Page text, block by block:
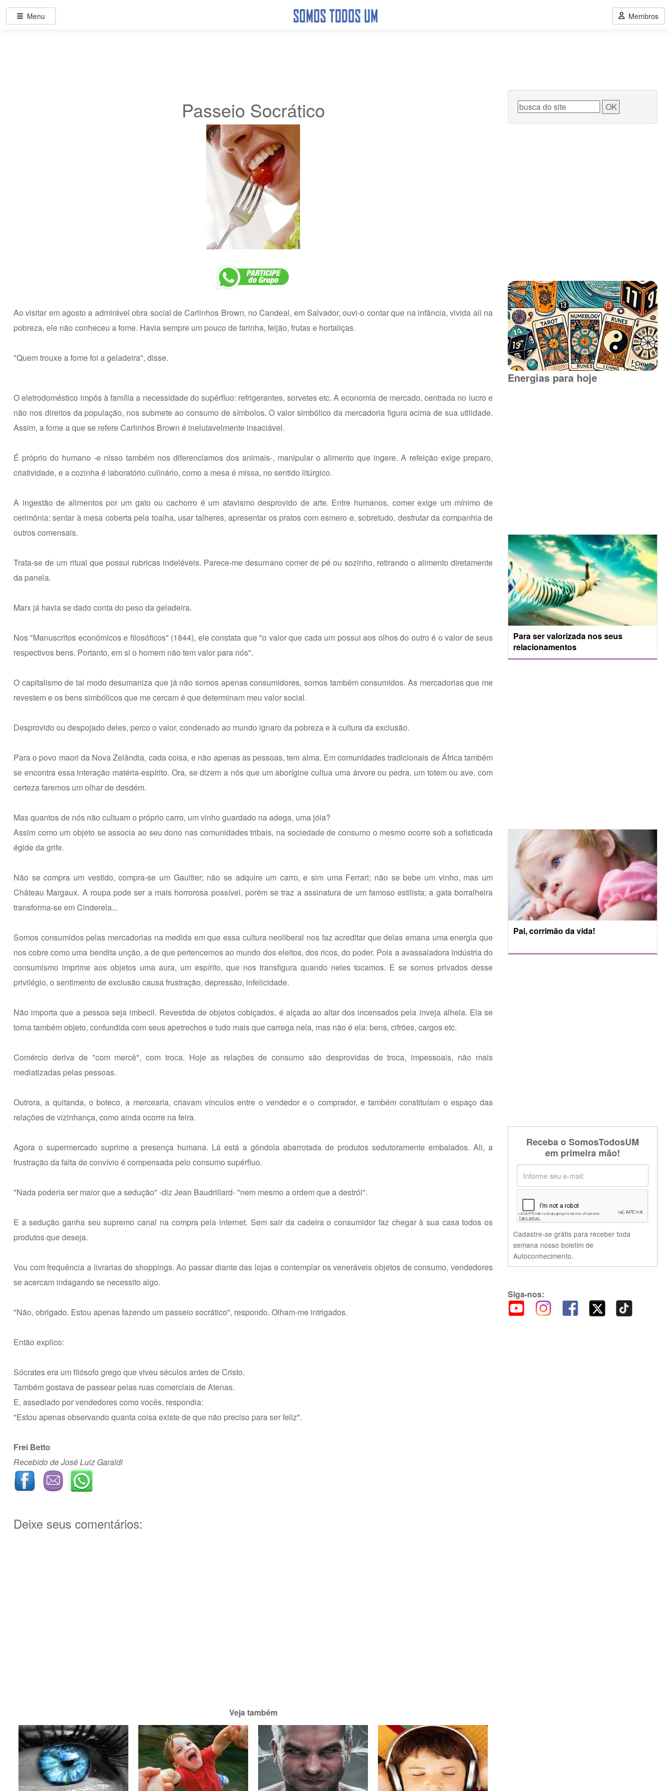
Passeio Socrático
Ao visitar em agosto a admirável obra social de Carlinhos Brown, no Candeal, em Salvador, ouvi-o contar que na infância, vivida ali na
pobreza, ele não conheceu a fome. Havia sempre um pouco de farinha, feijão, frutas e hortaliças.
"Quem trouxe a fome foi a geladeira", disse.
O eletrodoméstico impôs à família a necessidade do supérfluo: refrigerantes, sorvetes etc. A economia de mercado, centrada no lucro e
não nos direitos da população, nos submete ao consumo de símbolos. O valor simbólico da mercadoria figura acima de sua utilidade.
Assim, a fome a que se refere Carlinhos Brown é inelutavelmente insaciável.
É próprio do humano -e nisso também nos diferenciamos dos animais-, manipular o alimento que ingere. A refeição exige preparo,
criatividade, e a cozinha é laboratório culinário, como a mesa é missa, no sentido litúrgico.
A ingestão de alimentos por um gato ou cachorro é um atavismo desprovido de arte. Entre humanos, comer exige um mínimo de
cerimônia: sentar à mesa coberta pela toalha, usar talheres, apresentar os pratos com esmero e, sobretudo, desfrutar da companhia de
outros comensais.
Trata-se de um ritual que possui rubricas indeléveis. Parece-me desumano comer de pé ou sozinho, retirando o alimento diretamente
da panela.
Marx já havia se dado conta do peso da geladeira.
Nos "Manuscritos econômicos e filosóficos" (1844), ele constata que "o valor que cada um possui aos olhos do outro é o valor de seus
respectivos bens. Portanto, em si o homem não tem valor para nós".
O capitalismo de tal modo desumaniza que já não somos apenas consumidores, somos também consumidos. As mercadorias que me
revestem e os bens simbólicos que me cercam é que determinam meu valor social.
Desprovido ou despojado deles, perco o valor, condenado ao mundo ignaro da pobreza e à cultura da exclusão.
Para o povo maori da Nova Zelândia, cada coisa, e não apenas as pessoas, tem alma. Em comunidades tradicionais de África também
se encontra essa interação matéria-espírito. Ora, se dizem a nós que um aborígine cultua uma árvore ou pedra, um totem ou ave, com
certeza faremos um olhar de desdém.
Mas quantos de nós não cultuam o próprio carro, um vinho guardado na adega, uma jóia?
Assim como um objeto se associa ao seu dono nas comunidades tribais, na sociedade de consumo o mesmo ocorre sob a sofisticada
égide da grife.
Não se compra um vestido, compra-se um Gaultier; não se adquire um carro, e sim uma Ferrari; não se bebe um vinho, mas um
Château Margaux. A roupa pode ser a mais horrorosa possível, porém se traz a assinatura de um famoso estilista; a gata borralheira
transforma-se em Cinderela...
Somos consumidos pelas mercadorias na medida em que essa cultura neoliberal nos faz acreditar que delas emana uma energia que
nos cobre como uma bendita unção, a de que pertencemos ao mundo dos eleitos, dos ricos, do poder. Pois a avassaladora indústria do
consumismo imprime aos objetos uma aura, um espírito, que nos transfigura quando neles tocamos. E se somos privados desse
privilégio, o sentimento de exclusão causa frustração, depressão, infelicidade.
Não importa que a pessoa seja imbecil. Revestida de objetos cobiçados, é alçada ao altar dos incensados pela inveja alheia. Ela se
torna também objeto, confundida com seus apetrechos e tudo mais que carrega nela, mas não é ela: bens, cifrões, cargos etc.
Comércio deriva de "com mercê", com troca. Hoje as relações de consumo são desprovidas de troca, impessoais, não mais
mediatizadas pelas pessoas.
Outrora, a quitanda, o boteco, a mercearia, criavam vínculos entre o vendedor e o comprador, e também constituíam o espaço das
relações de vizinhança, como ainda ocorre na feira.
Agora o supermercado suprime a presença humana. Lá está a gôndola abarrotada de produtos sedutoramente embalados. Ali, a
frustração da falta de convívio é compensada pelo consumo supérfluo.
"Nada poderia ser maior que a sedução" -diz Jean Baudrillard- "nem mesmo a ordem que a destrói".
E a sedução ganha seu supremo canal na compra pela internet. Sem sair da cadeira o consumidor faz chegar à sua casa todos os
produtos que deseja.
Vou com frequência a livrarias de shoppings. Ao passar diante das lojas e contemplar os veneráveis objetos de consumo, vendedores
se acercam indagando se necessito algo.
"Não, obrigado. Estou apenas fazendo um passeio socrático", respondo. Olham-me intrigados.
Então explico:
Sócrates era um filósofo grego que viveu séculos antes de Cristo.
Também gostava de passear pelas ruas comerciais de Atenas.
E, assediado por vendedores como vocês, respondia:
"Estou apenas observando quanta coisa existe de que não preciso para ser feliz".
Frei Betto
Recebido de José Luiz Garaldi
Deixe seus comentários:
Veja também
Energias para hoje
Para ser valorizada nos seus
relacionamentos
Pai, corrimão da vida!
Receba o SomosTodosUM
em primeira mão!
Cadastre-se grátis para receber toda
semana nosso boletim de
Autoconhecimento.
Siga-nos:
Menu Membros